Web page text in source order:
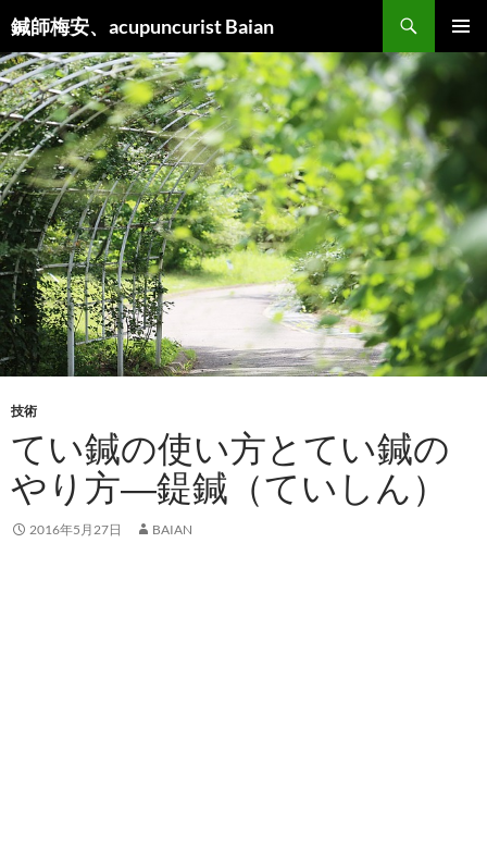
鍼師梅安、acupuncurist Baian
索
メインメ
ニュー
ン
テ
ン
ツ
へ
ス
キ
ッ
プ
技術
てい鍼の使い方とてい鍼の
やり方―鍉鍼（ていしん）
2016年5月27日 BAIAN